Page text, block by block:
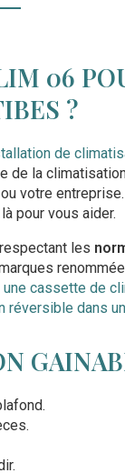
06
?
de
de la
votre
pour vous aider.
les
une cassette de
dans